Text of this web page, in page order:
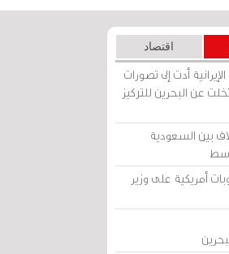
اقتصاد
أدت إلى تصورات
عن البحرين للتركيز
بين السعودية
أمريكية على وزير